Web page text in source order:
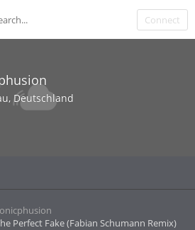
Connect
Deutschland
Perfect Fake (Fabian Schumann Remix)